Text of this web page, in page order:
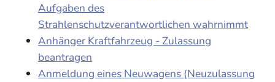
Aufgaben des
Strahlenschutzverantwortlichen wahrnimmt
Anhänger Kraftfahrzeug - Zulassung
beantragen
Anmeldung eines Neuwagens (Neuzulassung